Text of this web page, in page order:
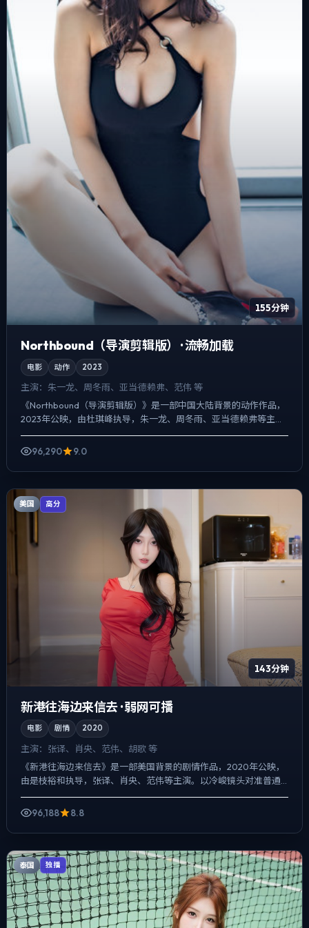
155分钟
Northbound（导演剪辑版） · 流畅加载
电影 动作 2023
主演： 朱一龙、周冬雨、亚当·德赖弗、范伟 等
《Northbound（导演剪辑版）》是一部中国大陆背景的动作作品，
2023年公映，由杜琪峰执导，朱一龙、周冬雨、亚当·德赖弗等主
演。在类型片框架里埋入作者式旁白与留白，冲突并...
96,290
9.0
美国 高分
143分钟
新港往海边来信去 · 弱网可播
电影 剧情 2020
主演： 张译、肖央、范伟、胡歌 等
《新港往海边来信去》是一部美国背景的剧情作品，2020年公映，
由是枝裕和执导，张译、肖央、范伟等主演。以冷峻镜头对准普通
96,188
8.8
泰国 独播